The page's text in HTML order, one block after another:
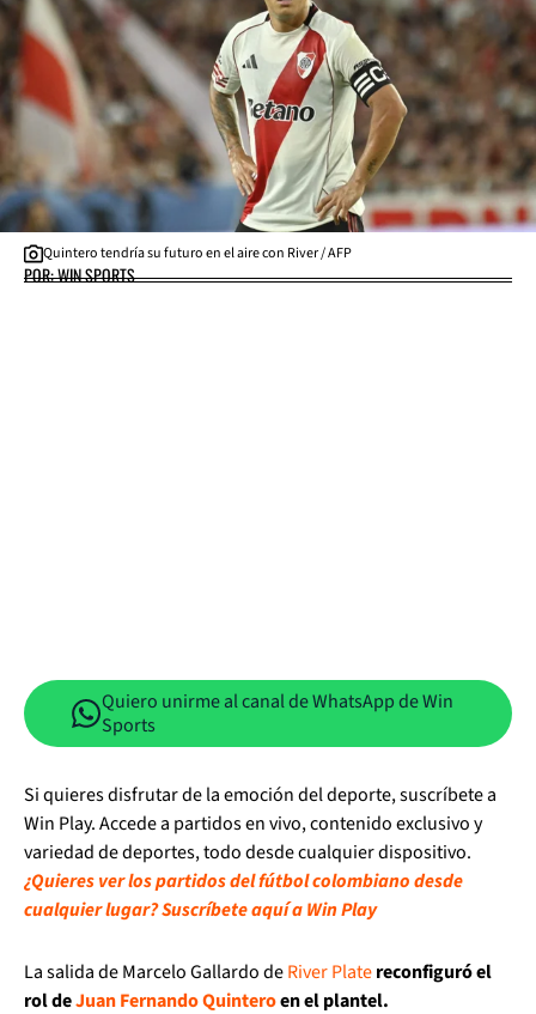
Quintero tendría su futuro en el aire con River / AFP
POR: WIN SPORTS
Quiero unirme al canal de WhatsApp de Win
Sports
Si quieres disfrutar de la emoción del deporte, suscríbete a
Win Play. Accede a partidos en vivo, contenido exclusivo y
variedad de deportes, todo desde cualquier dispositivo.
¿Quieres ver los partidos del fútbol colombiano desde
cualquier lugar? Suscríbete aquí a Win Play
La salida de Marcelo Gallardo deRiver Platereconfiguró el
rol deJuan Fernando Quinteroen el plantel.